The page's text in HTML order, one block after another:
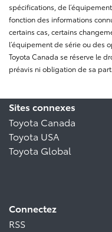
spécifications, de
fonction des informations
certains cas, certains
l’équipement de série ou des
Toyota Canada se réserve le
préavis ni obligation de sa part.
Sites connexes
Toyota Canada
Toyota USA
Toyota Global
Connectez
RSS